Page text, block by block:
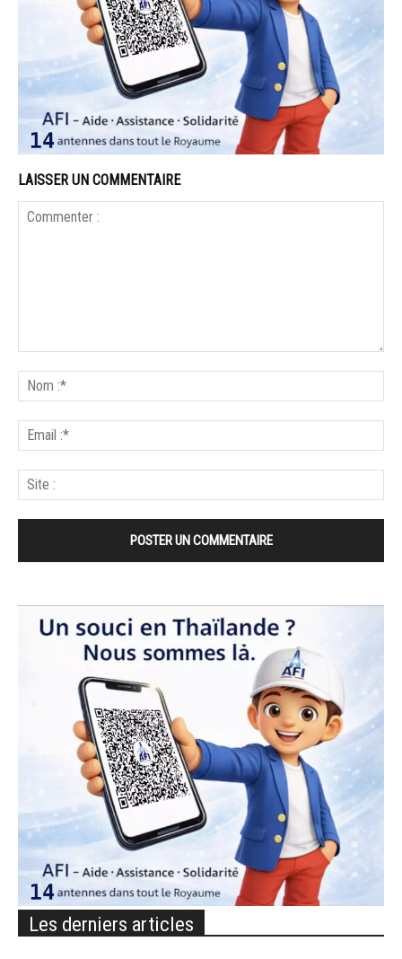
LAISSER UN COMMENTAIRE
Les derniers articles